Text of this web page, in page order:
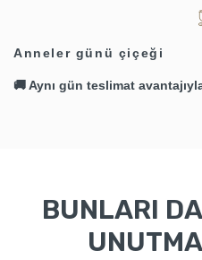
Anneler günü çiçeği
🚚 Aynı gün teslimat
BUNLARI